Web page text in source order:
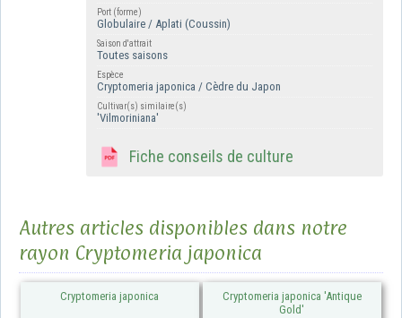
Port (forme)
Globulaire / Aplati (Coussin)
Saison d'attrait
Toutes saisons
Espèce
Cryptomeria japonica / Cèdre du Japon
Cultivar(s) similaire(s)
'Vilmoriniana'
Fiche conseils de culture
Autres articles disponibles dans notre
rayon Cryptomeria japonica
Cryptomeria japonica
Cryptomeria japonica 'Antique
Gold'